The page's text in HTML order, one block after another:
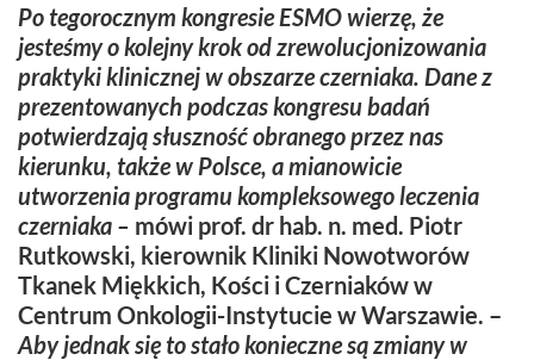
Po tegorocznym kongresie ESMO wierzę, że
jesteśmy o kolejny krok od zrewolucjonizowania
praktyki klinicznej w obszarze czerniaka. Dane z
prezentowanych podczas kongresu badań
potwierdzają słuszność obranego przez nas
kierunku, także w Polsce, a mianowicie
utworzenia programu kompleksowego leczenia
czerniaka – mówi prof. dr hab. n. med. Piotr
Rutkowski, kierownik Kliniki Nowotworów
Tkanek Miękkich, Kości i Czerniaków w
Centrum Onkologii-Instytucie w Warszawie. –
Aby jednak się to stało konieczne są zmiany w